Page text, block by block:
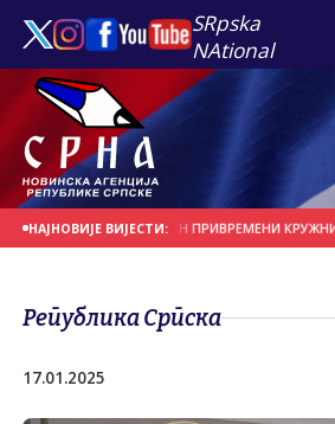
SRpska
NAtional
НАЈНОВИЈЕ ВИЈЕСТИ:
ПОСТАВЉЕН ПРИВРЕМЕНИ КРУЖНИ ТОК
Република Српска
17.01.2025